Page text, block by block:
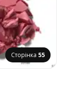
Сторінка 55